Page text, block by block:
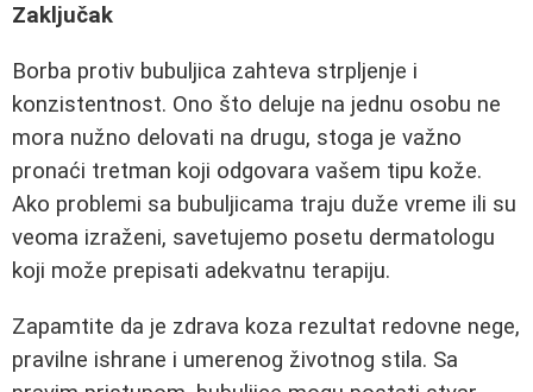
Zaključak
Borba protiv bubuljica zahteva strpljenje i
konzistentnost. Ono što deluje na jednu osobu ne
mora nužno delovati na drugu, stoga je važno
pronaći tretman koji odgovara vašem tipu kože.
Ako problemi sa bubuljicama traju duže vreme ili su
veoma izraženi, savetujemo posetu dermatologu
koji može prepisati adekvatnu terapiju.
Zapamtite da je zdrava koza rezultat redovne nege,
pravilne ishrane i umerenog životnog stila. Sa